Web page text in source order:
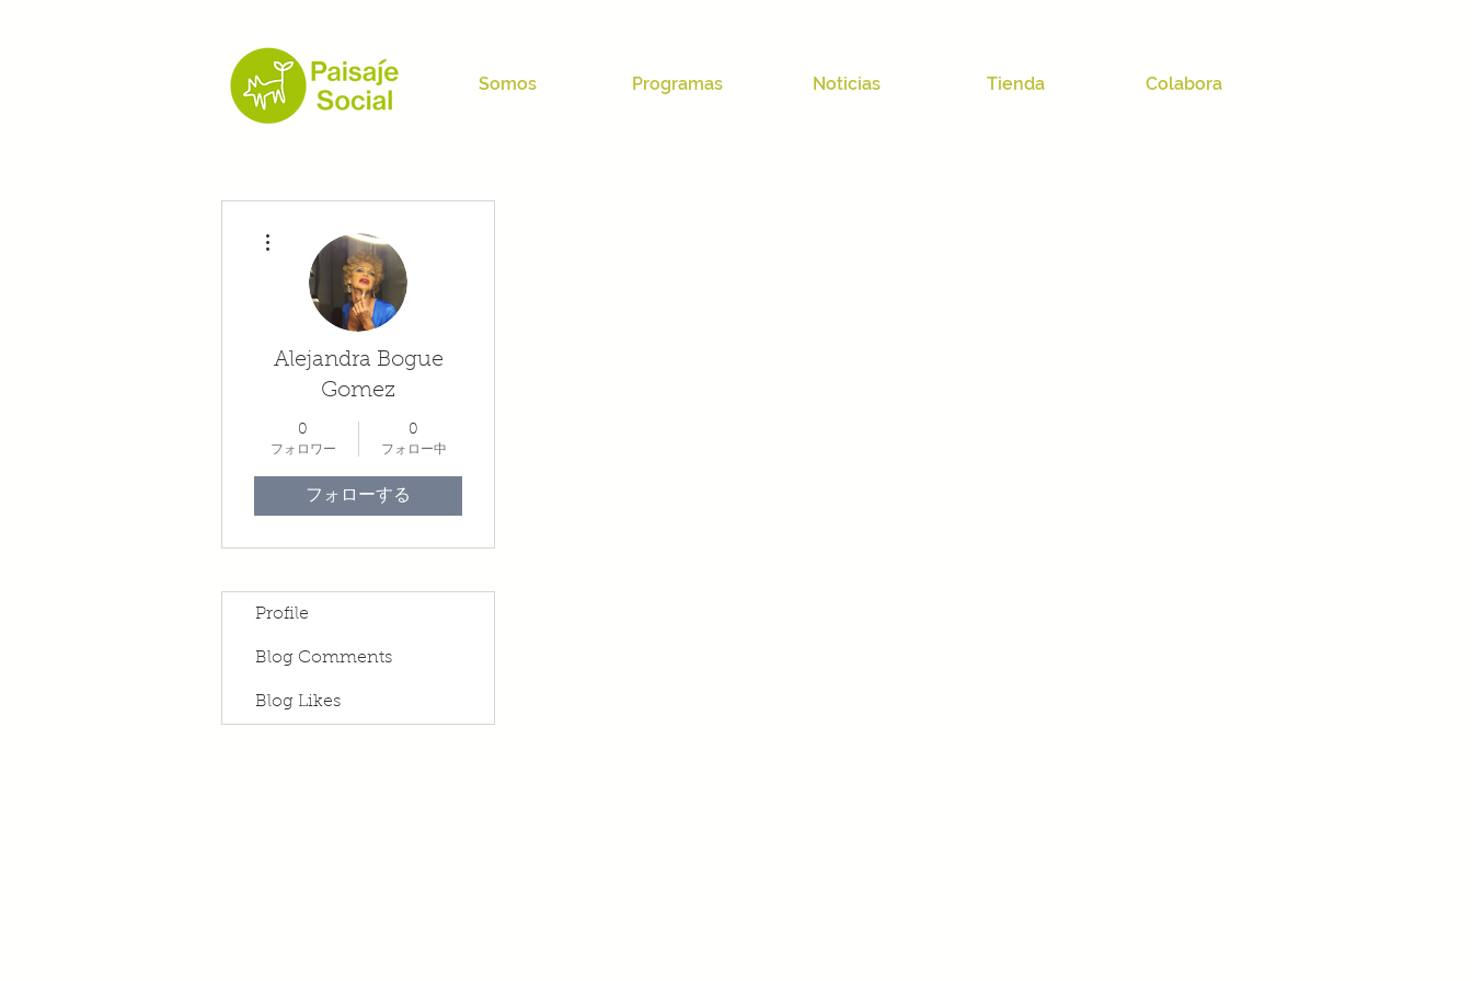
Somos Programas Noticias Tienda Colabora
Alejandra Bogue
Gomez
0
フォロワー
0
フォロー中
フォローする
Profile
Blog Comments
Blog Likes